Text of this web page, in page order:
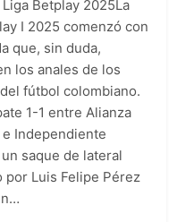
Boyacá Chicó y es
BetPlay
League:
de agosto con el
abriendo
en Montería: el
se suspendió
cuando ganaba
Betplay 2025La
I 2025 comenzó con
que, sin duda,
los anales de los
fútbol colombiano.
1-1 entre Alianza
Independiente
saque de lateral
por Luis Felipe Pérez